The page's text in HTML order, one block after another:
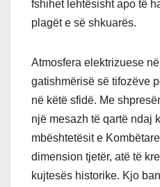
fshihet lehtësisht apo të
plagët e së shkuarës.
Atmosfera elektrizuese
gatishmërisë së tifozëve
në këtë sfidë. Me
një mesazh të qartë ndaj
mbështetësit e
dimension tjetër, atë të
kujtesës historike. Kjo